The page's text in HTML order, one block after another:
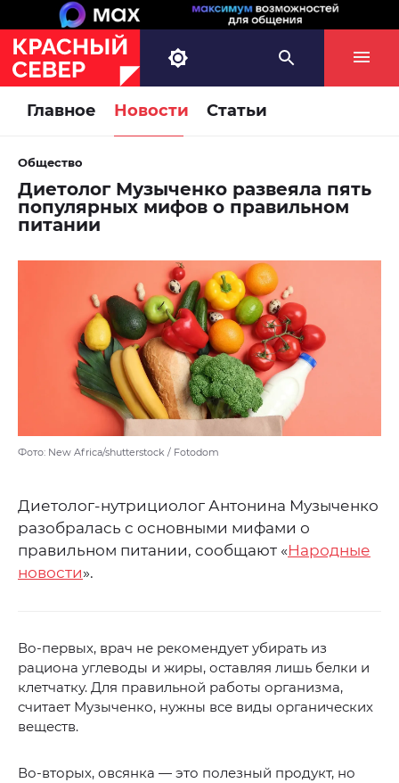
Главное Новости Статьи
Общество
Диетолог Музыченко развеяла пять
популярных мифов о правильном
питании
Фото: New Africa/shutterstock / Fotodom
Диетолог-нутрициолог Антонина Музыченко
разобралась с основными мифами о
правильном питании, сообщают «Народные
новости».
Во-первых, врач не рекомендует убирать из
рациона углеводы и жиры, оставляя лишь белки и
клетчатку. Для правильной работы организма,
считает Музыченко, нужны все виды органических
веществ.
Во-вторых, овсянка — это полезный продукт, но